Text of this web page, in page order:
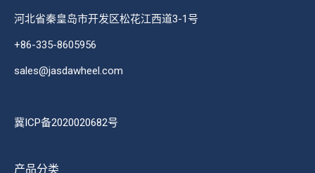
河北省秦皇岛市开发区松花江西道3-1号
+86-335-8605956
sales@jasdawheel.com
冀ICP备2020020682号
产品分类